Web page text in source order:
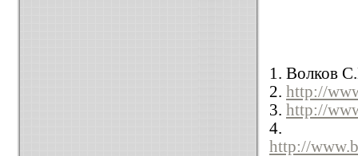
1. Волков
2. http://
3. http://
4.
http://